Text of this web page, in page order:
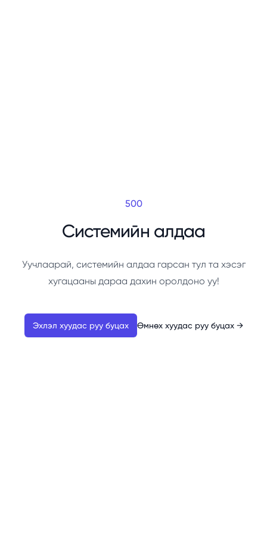
500
Системийн алдаа
Уучлаарай, системийн алдаа гарсан тул та хэсэг
хугацааны дараа дахин оролдоно уу!
Эхлэл хуудас руу буцах Өмнөх хуудас руу буцах →